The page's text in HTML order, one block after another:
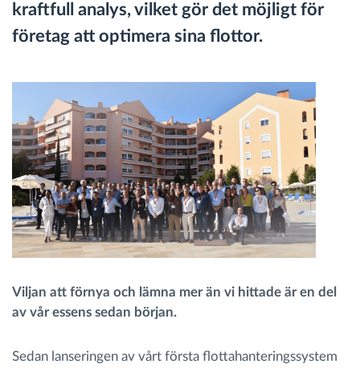
Åtkomstkontroll
Ruttplanering och övervakning
Automatisk förare identifiering
Upptäck alla funktioner
Vi löser varje flottas verksamhetsbehov
kraftfull analys, vilket gör det möjligt för
företag att optimera sina flottor.
Viljan att förnya och lämna mer än vi hittade är en del
av vår essens sedan början.
Sedan lanseringen av vårt första flottahanteringssystem